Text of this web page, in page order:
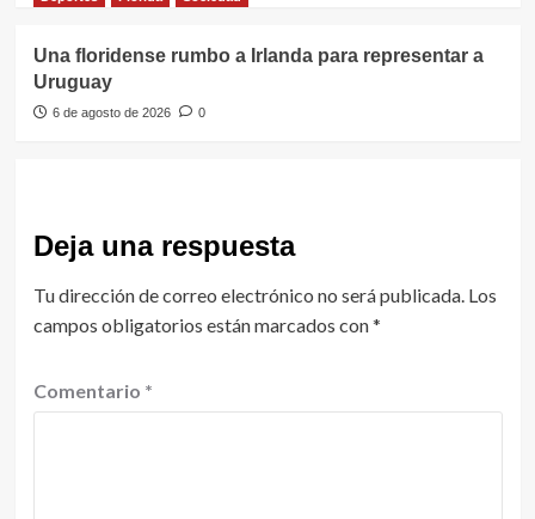
Una floridense rumbo a Irlanda para representar a
Uruguay
6 de agosto de 2026 0
Deja una respuesta
Tu dirección de correo electrónico no será publicada. Los
campos obligatorios están marcados con*
Comentario *